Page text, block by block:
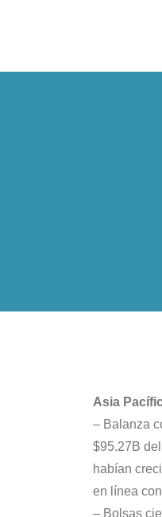
Asia
– Balanza
$95.27B
habían
en línea
– Bolsas